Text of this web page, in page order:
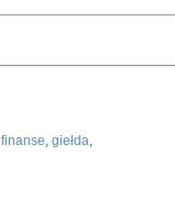
finanse, giełda,